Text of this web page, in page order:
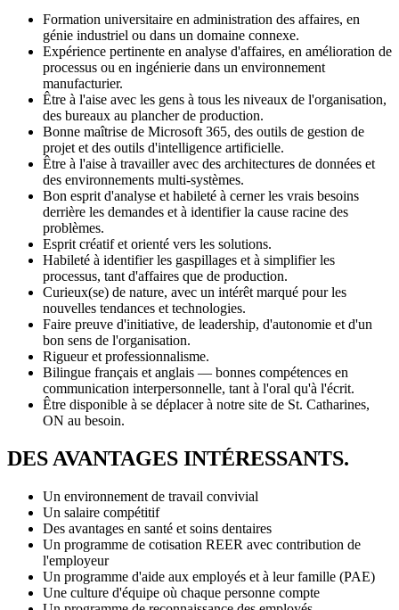
Formation universitaire en administration des affaires, en
génie industriel ou dans un domaine connexe.
Expérience pertinente en analyse d'affaires, en amélioration de
processus ou en ingénierie dans un environnement
manufacturier.
Être à l'aise avec les gens à tous les niveaux de l'organisation,
des bureaux au plancher de production.
Bonne maîtrise de Microsoft 365, des outils de gestion de
projet et des outils d'intelligence artificielle.
Être à l'aise à travailler avec des architectures de données et
des environnements multi-systèmes.
Bon esprit d'analyse et habileté à cerner les vrais besoins
derrière les demandes et à identifier la cause racine des
problèmes.
Esprit créatif et orienté vers les solutions.
Habileté à identifier les gaspillages et à simplifier les
processus, tant d'affaires que de production.
Curieux(se) de nature, avec un intérêt marqué pour les
nouvelles tendances et technologies.
Faire preuve d'initiative, de leadership, d'autonomie et d'un
bon sens de l'organisation.
Rigueur et professionnalisme.
Bilingue français et anglais — bonnes compétences en
communication interpersonnelle, tant à l'oral qu'à l'écrit.
Être disponible à se déplacer à notre site de St. Catharines,
ON au besoin.
DES AVANTAGES INTÉRESSANTS.
Un environnement de travail convivial
Un salaire compétitif
Des avantages en santé et soins dentaires
Un programme de cotisation REER avec contribution de
l'employeur
Un programme d'aide aux employés et à leur famille (PAE)
Une culture d'équipe où chaque personne compte